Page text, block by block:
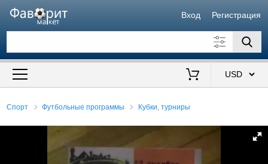
Вход Регистрация
Искать также в описании
Спорт Футбольные программы Кубки, турниры